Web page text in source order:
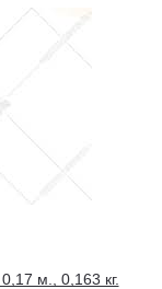
м., 0,163 кг.